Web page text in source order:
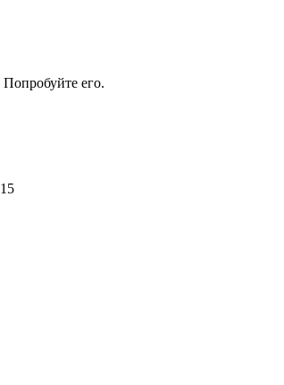
его.